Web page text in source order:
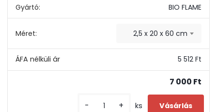
Gyártó: BIO FLAME
Méret: 2,5 x 20 x 60 cm
5 512 Ft
7 000 Ft
- + ks